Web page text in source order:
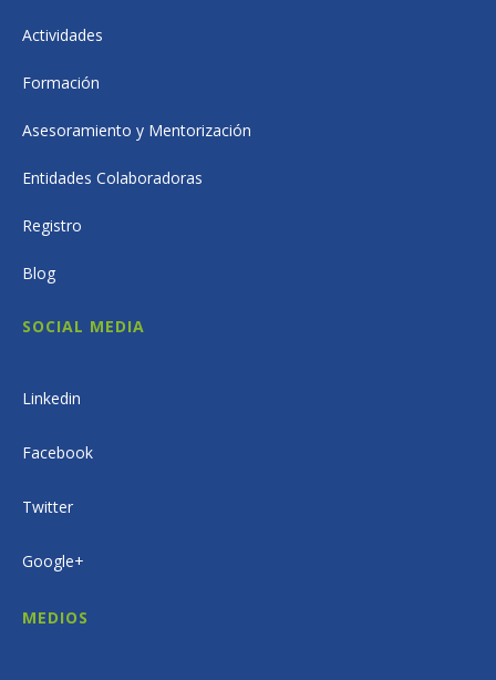
Actividades
Formación
Asesoramiento y Mentorización
Entidades Colaboradoras
Registro
Blog
SOCIAL MEDIA
Linkedin
Facebook
Twitter
Google+
MEDIOS